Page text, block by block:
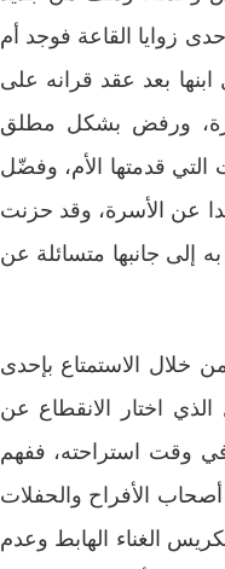
زوايا القاعة فوجد أم
بعد عقد قرانه على
ورفض بشكل مطلق
قدمتها الأم، وفضّل
عن الأسرة، وقد حزنت
به إلى جانبها متسائلة عن
خلال الاستمتاع بإحدى
اختار الانقطاع عن
وقت استراحته، ففهم
الأفراح والحفلات
الغناء الهابط وعدم